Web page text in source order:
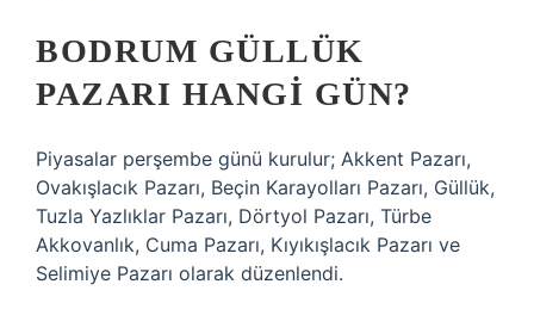
BODRUM GÜLLÜK
PAZARI HANGI GÜN?
Piyasalar perşembe günü kurulur; Akkent Pazarı,
Ovakışlacık Pazarı, Beçin Karayolları Pazarı, Güllük,
Tuzla Yazlıklar Pazarı, Dörtyol Pazarı, Türbe
Akkovanlık, Cuma Pazarı, Kıyıkışlacık Pazarı ve
Selimiye Pazarı olarak düzenlendi.